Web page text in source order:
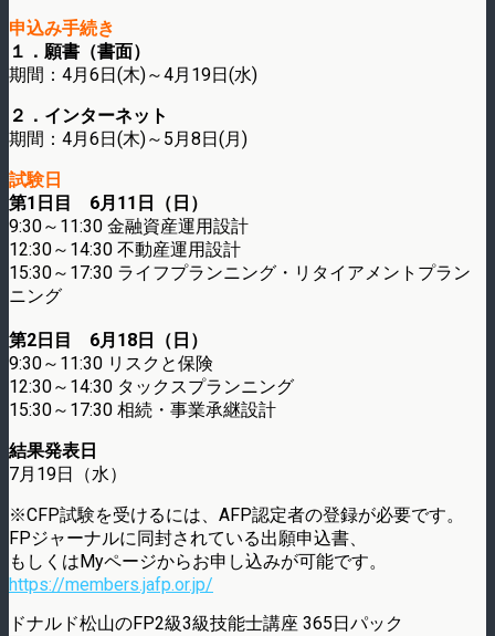
申込み手続き
１．願書（書面）
期間：4月6日(木)～4月19日(水)
２．インターネット
期間：4月6日(木)～5月8日(月)
試験日
第1日目 6月11日（日）
9:30～11:30 金融資産運用設計
12:30～14:30 不動産運用設計
15:30～17:30 ライフプランニング・リタイアメントプラン
ニング
第2日目 6月18日（日）
9:30～11:30 リスクと保険
12:30～14:30 タックスプランニング
15:30～17:30 相続・事業承継設計
結果発表日
7月19日（水）
※CFP試験を受けるには、AFP認定者の登録が必要です。
FPジャーナルに同封されている出願申込書、
もしくはMyページからお申し込みが可能です。
https://members.jafp.or.jp/
ドナルド松山のFP2級3級技能士講座 365日パック